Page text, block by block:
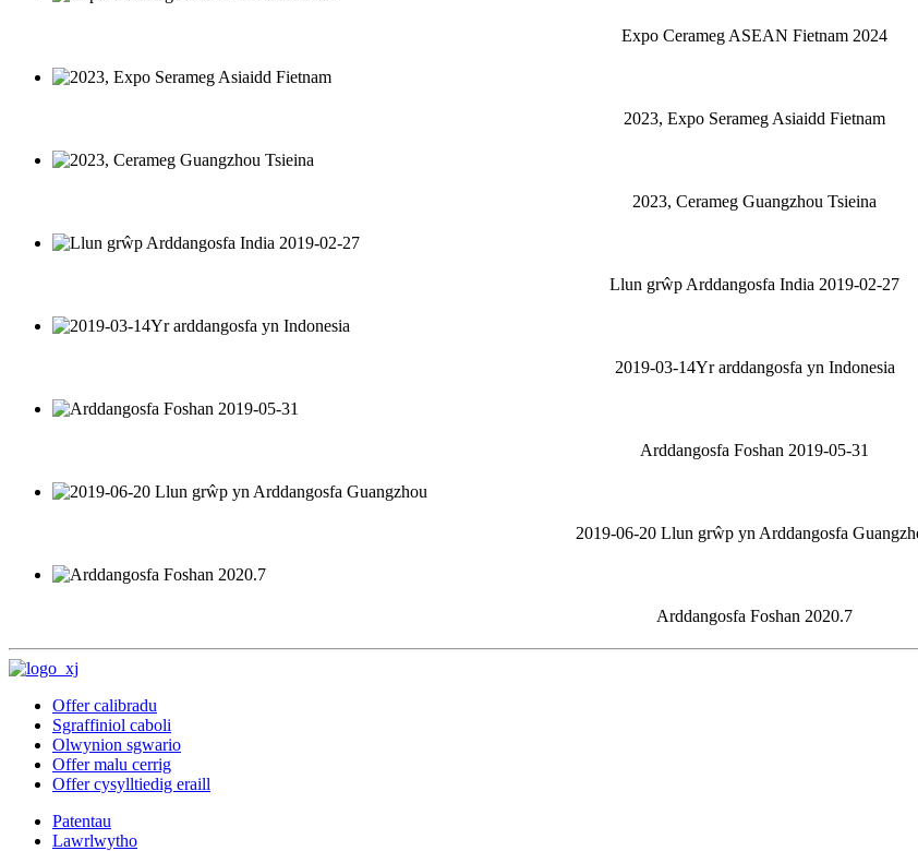
Expo Cerameg ASEAN Fietnam 2024
2023, Expo Serameg Asiaidd Fietnam
2023, Cerameg Guangzhou Tsieina
Llun grŵp Arddangosfa India 2019-02-27
2019-03-14Yr arddangosfa yn Indonesia
Arddangosfa Foshan 2019-05-31
2019-06-20 Llun grŵp yn Arddangosfa
Arddangosfa Foshan 2020.7
Offer calibradu
Sgraffiniol caboli
Olwynion sgwario
Offer malu cerrig
Offer cysylltiedig eraill
Patentau
Lawrlwytho